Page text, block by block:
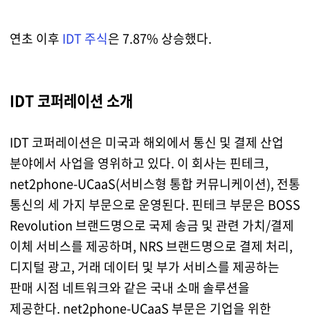
연초 이후 IDT 주식은 7.87% 상승했다.
IDT 코퍼레이션 소개
IDT 코퍼레이션은 미국과 해외에서 통신 및 결제 산업
분야에서 사업을 영위하고 있다. 이 회사는 핀테크,
net2phone-UCaaS(서비스형 통합 커뮤니케이션), 전통
통신의 세 가지 부문으로 운영된다. 핀테크 부문은 BOSS
Revolution 브랜드명으로 국제 송금 및 관련 가치/결제
이체 서비스를 제공하며, NRS 브랜드명으로 결제 처리,
디지털 광고, 거래 데이터 및 부가 서비스를 제공하는
판매 시점 네트워크와 같은 국내 소매 솔루션을
제공한다. net2phone-UCaaS 부문은 기업을 위한